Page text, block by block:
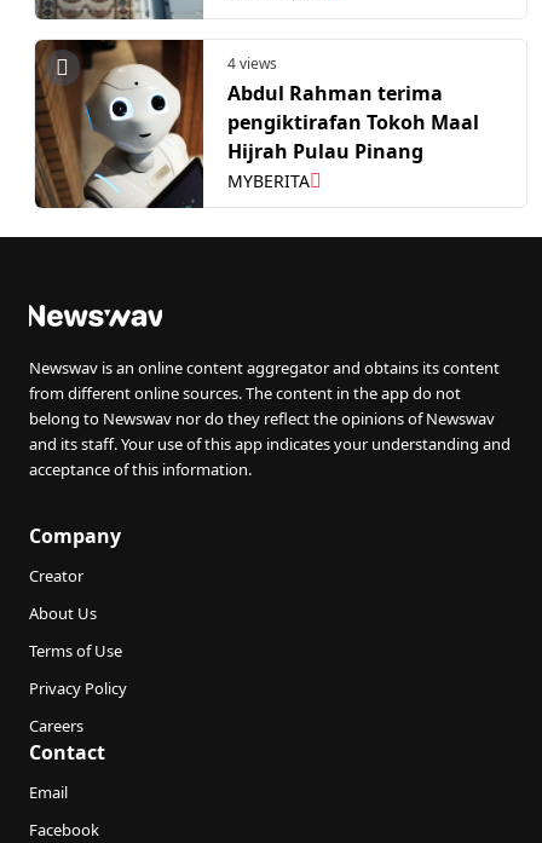
4 views
Abdul Rahman terima
pengiktirafan Tokoh Maal
Hijrah Pulau Pinang
MYBERITA
Newswav is an online content aggregator and obtains its content
from different online sources. The content in the app do not
belong to Newswav nor do they reflect the opinions of Newswav
and its staff. Your use of this app indicates your understanding and
acceptance of this information.
Company
Creator
About Us
Terms of Use
Privacy Policy
Careers
Contact
Email
Facebook